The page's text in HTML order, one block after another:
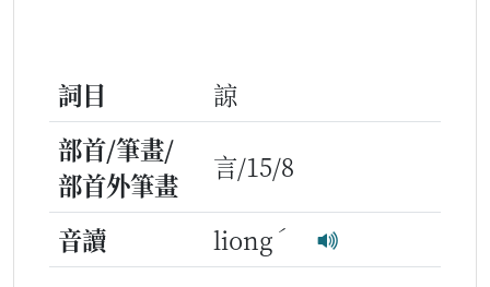
詞目
諒
部首/筆畫/
部首外筆畫
言/15/8
音讀 liong ˊ